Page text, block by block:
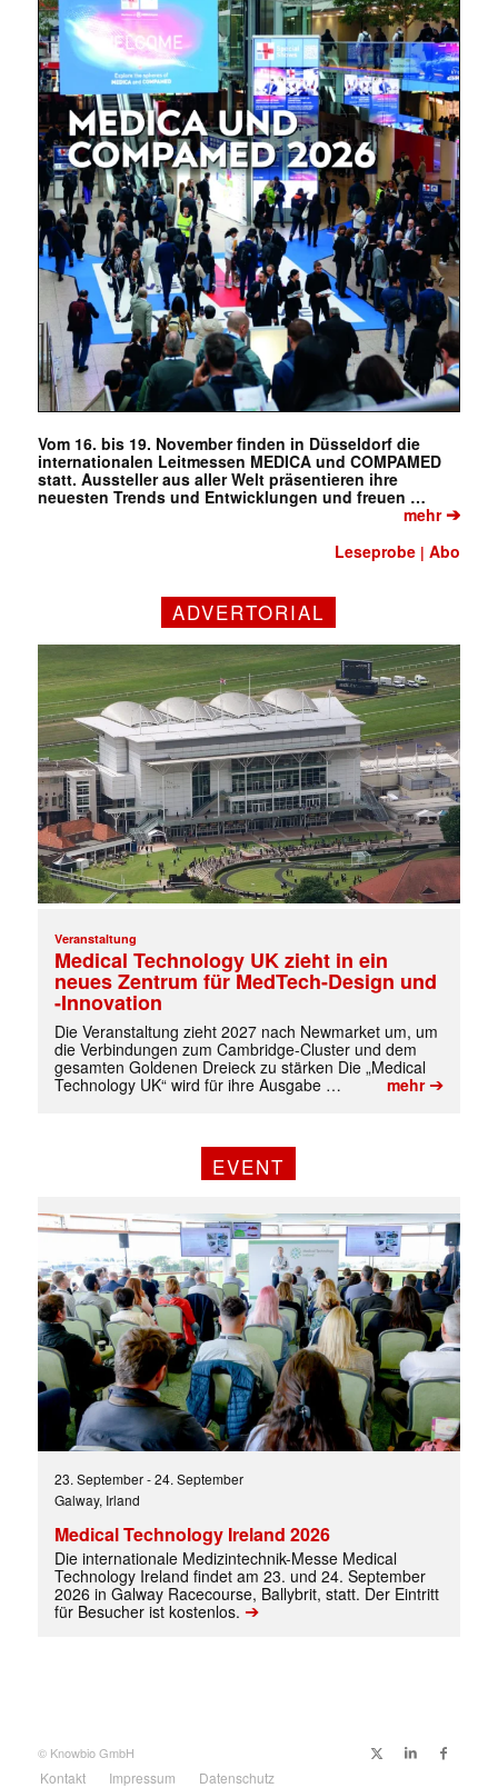
Vom 16. bis 19. November finden in Düsseldorf die
internationalen Leitmessen MEDICA und COMPAMED
statt. Aussteller aus aller Welt präsentieren ihre
neuesten Trends und Entwicklungen und freuen …
mehr➔
Leseprobe |Abo
ADVERTORIAL
Veranstaltung
Medical Technology UK zieht in ein
neues Zentrum für MedTech-Design und
-Innovation
Die Veranstaltung zieht 2027 nach Newmarket um, um
die Verbindungen zum Cambridge-Cluster und dem
gesamten Goldenen Dreieck zu stärken Die „Medical
Technology UK“ wird für ihre Ausgabe …
mehr➔
EVENT
23. September-24. September
Galway, Irland
Medical Technology Ireland 2026
Die internationale Medizintechnik-Messe Medical
Technology Ireland findet am 23. und 24. September
2026 in Galway Racecourse, Ballybrit, statt. Der Eintritt
für Besucher ist kostenlos. ➔
© Knowbio GmbH
Kontakt Impressum Datenschutz